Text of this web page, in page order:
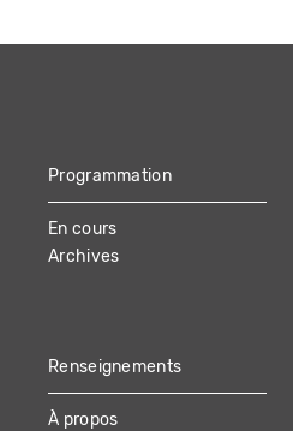
Programmation
En cours
Archives
Renseignements
À propos